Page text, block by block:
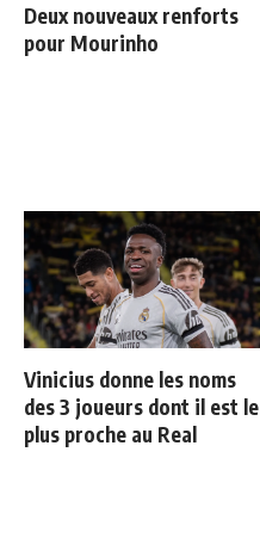
Deux nouveaux renforts
pour Mourinho
Vinicius donne les noms
des 3 joueurs dont il est le
plus proche au Real